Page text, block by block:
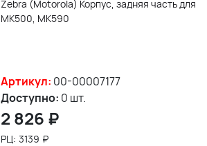
Zebra (Motorola) Корпус, задняя часть для
MK500, MK590
Артикул: 00-00007177
Доступно: 0 шт.
2 826 ₽
РЦ: 3139 ₽